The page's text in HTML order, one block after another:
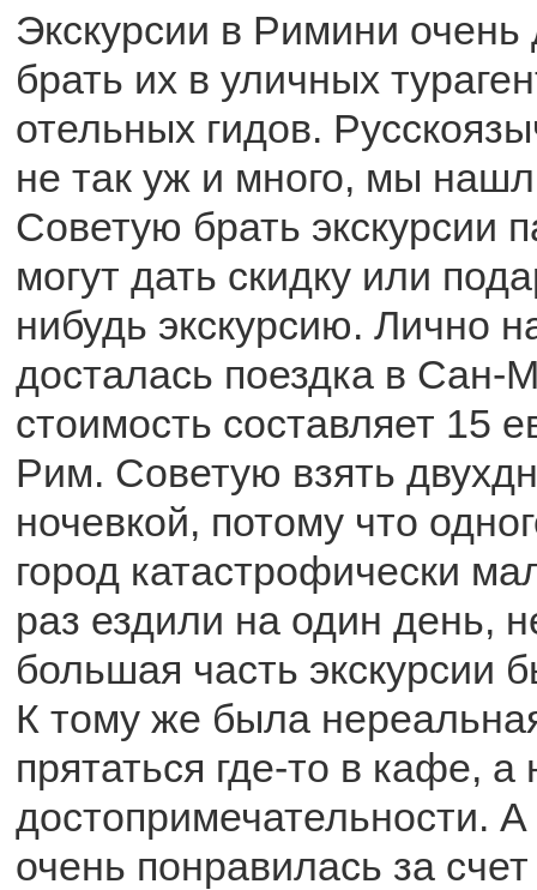
Экскурсии в Римини
брать их в уличных
отельных гидов.
не так уж и много, мы
Советую брать экскурсии
могут дать скидку или
нибудь экскурсию. Лично
досталась поездка в Сан-
стоимость составляет 15
Рим. Советую взять
ночевкой, потому что
город катастрофически
раз ездили на один день,
большая часть экскурсии
К тому же была
прятаться где-то в кафе, а
достопримечательности.
очень понравилась за